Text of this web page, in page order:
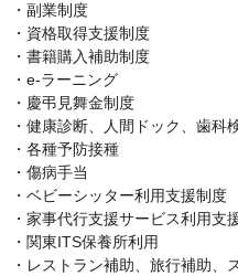
・副業制度
・資格取得支援制度
・書籍購入補助制度
・e-ラーニング
・慶弔見舞金制度
・健康診断、人間ドック、歯科
・各種予防接種
・傷病手当
・ベビーシッター利用支援制度
・家事代行支援サービス利用支
・関東ITS保養所利用
・レストラン補助、旅行補助、